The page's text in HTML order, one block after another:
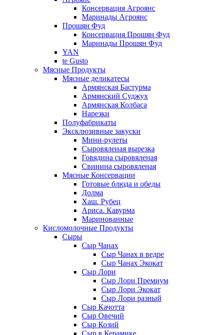
Консервация Агроянс
Маринады Агроянс
Прошян Фуд
Консервация Прошян Фуд
Маринады Прошян Фуд
YAN
te Gusto
Мясные Продукты
Мясные деликатесы
Армянская Бастурма
Армянский Суджух
Армянская Колбаса
Нарезки
Полуфабрикаты
Эксклюзивные закуски
Мини-рулеты
Сыровяленая вырезка
Говядина сыровяленая
Свинина сыровяленая
Мясные Консервации
Готовые блюда и обеды
Долма
Хаш. Рубец
Ариса. Кавурма
Маринованные
Кисломолочные Продукты
Сыры
Сыр Чанах
Сыр Чанах в ведре
Сыр Чанах Экокат
Сыр Лори
Сыр Лори Премиум
Сыр Лори Экокат
Сыр Лори разный
Сыр Качотта
Сыр Овечий
Сыр Козий
Сыр в Керамике